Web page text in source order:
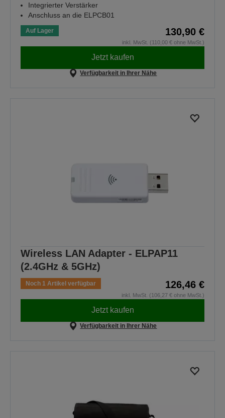
Integrierter Verstärker
Anschluss an die ELPCB01
Auf Lager 130,90 €
inkl. MwSt. (110,00 € ohne MwSt.)
Jetzt kaufen
Verfügbarkeit in Ihrer Nähe
Wireless LAN Adapter - ELPAP11
(2.4GHz & 5GHz)
Noch 1 Artikel verfügbar 126,46 €
inkl. MwSt. (106,27 € ohne MwSt.)
Jetzt kaufen
Verfügbarkeit in Ihrer Nähe